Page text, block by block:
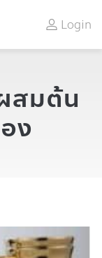
Login
สมต้น
ง